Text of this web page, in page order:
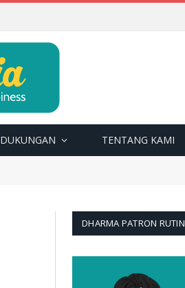
DUKUNGAN TENTANG KAMI
DHARMA PATRON RUTIN